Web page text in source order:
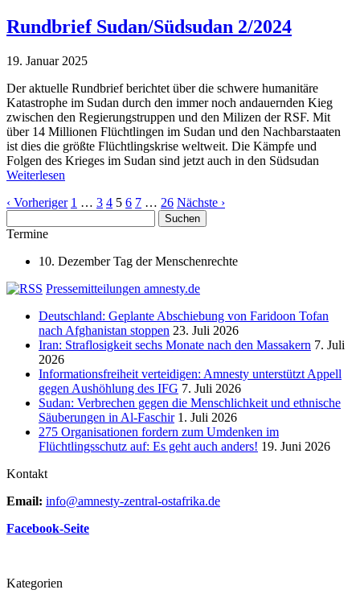
Rundbrief Sudan/Südsudan 2/2024
19. Januar 2025
Der aktuelle Rundbrief berichtet über die schwere humanitäre
Katastrophe im Sudan durch den immer noch andauernden Kieg
zwischen den Regierungstruppen und den Milizen der RSF. Mit
über 14 Millionen Flüchtlingen im Sudan und den Nachbarstaaten
ist dies die größte Flüchtlingskrise weltweit. Die Kämpfe und
Folgen des Krieges im Sudan sind jetzt auch in den Südsudan
Weiterlesen
‹ Vorheriger 1 … 3 4 5 6 7 … 26 Nächste ›
nach:
Termine
10. Dezember Tag der Menschenrechte
Pressemitteilungen amnesty.de
Deutschland: Geplante Abschiebung von Faridoon Tofan
nach Afghanistan stoppen 23. Juli 2026
Iran: Straflosigkeit sechs Monate nach den Massakern 7. Juli
2026
Informationsfreiheit verteidigen: Amnesty unterstützt Appell
gegen Aushöhlung des IFG 7. Juli 2026
Sudan: Verbrechen gegen die Menschlichkeit und ethnische
Säuberungen in Al-Faschir 1. Juli 2026
275 Organisationen fordern zum Umdenken im
Flüchtlingsschutz auf: Es geht auch anders! 19. Juni 2026
Kontakt
Email: info@amnesty-zentral-ostafrika.de
Facebook-Seite
Kategorien